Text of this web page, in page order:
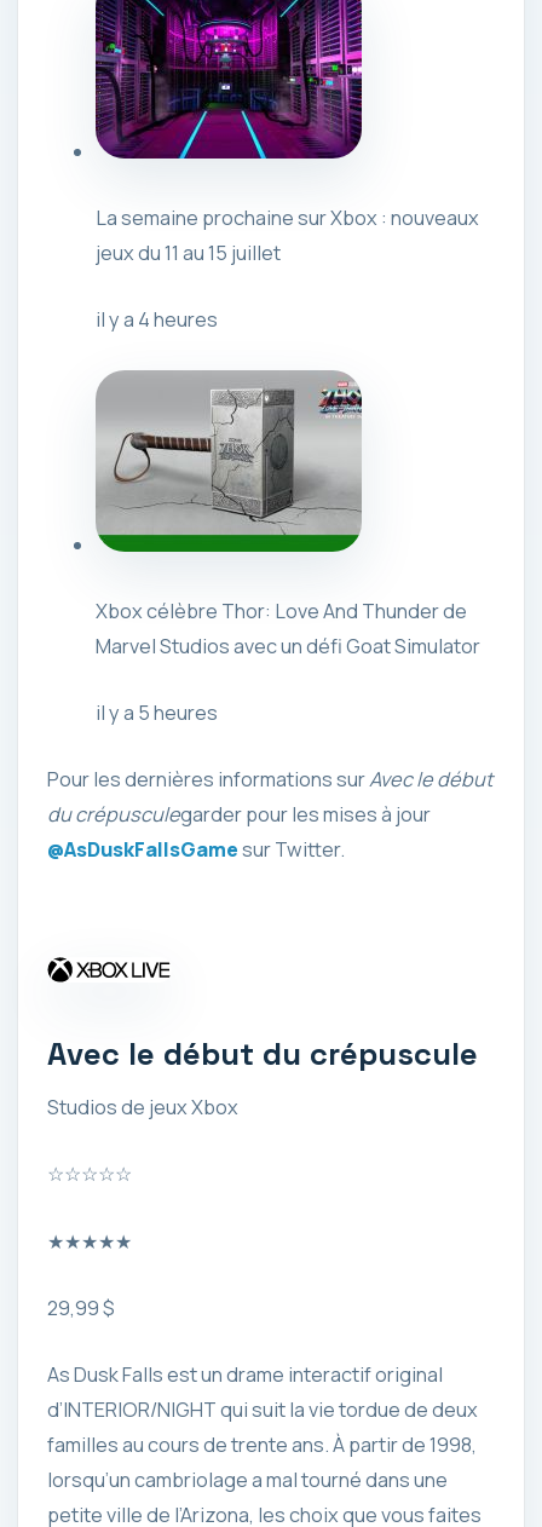
La semaine prochaine sur Xbox : nouveaux
jeux du 11 au 15 juillet
il y a 4 heures
Xbox célèbre Thor: Love And Thunder de
Marvel Studios avec un défi Goat Simulator
il y a 5 heures
Pour les dernières informations surAvec le début
du crépusculegarder pour les mises à jour
@AsDuskFallsGamesur Twitter.
Avec le début du crépuscule
Studios de jeux Xbox
☆☆☆☆☆
★★★★★
29,99 $
As Dusk Falls est un drame interactif original
d’INTERIOR/NIGHT qui suit la vie tordue de deux
familles au cours de trente ans. À partir de 1998,
lorsqu’un cambriolage a mal tourné dans une
petite ville de l’Arizona, les choix que vous faites